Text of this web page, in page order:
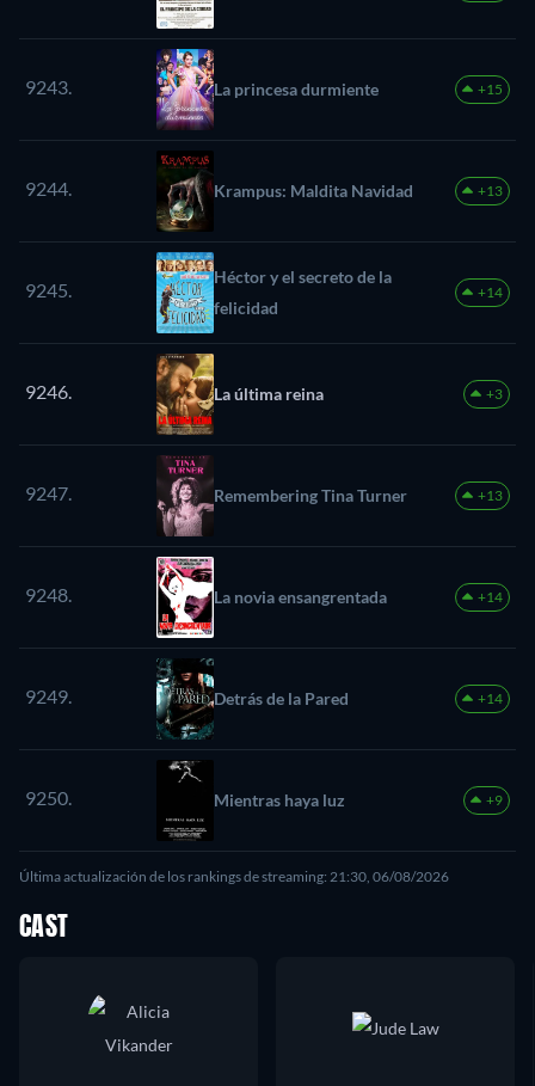
9243. La princesa durmiente +15
9244. Krampus: Maldita Navidad +13
9245.
Héctor y el secreto de la
felicidad
+14
9246. La última reina +3
9247. Remembering Tina Turner +13
9248. La novia ensangrentada +14
9249. Detrás de la Pared +14
9250. Mientras haya luz +9
Última actualización de los rankings de streaming: 21:30, 06/08/2026
CAST